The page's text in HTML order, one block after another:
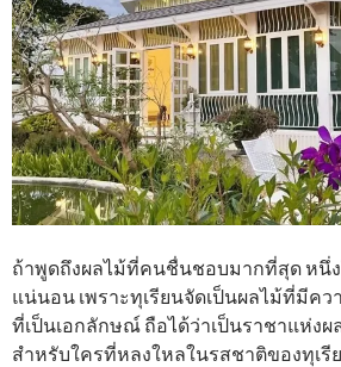
ถ้าพูดถึงผลไม้ที่คนชื่นชอบมากที่สุด หนึ่
แน่นอน เพราะทุเรียนจัดเป็นผลไม้ที่มีค
ที่เป็นเอกลักษณ์ ถือได้ว่าเป็นราชาแห่งผ
สำหรับใครที่หลงใหลในรสชาติของทุเ